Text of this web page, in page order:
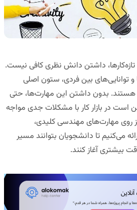
داشتن دانش نظری کافی نیست.
و توانایی‌های بین فردی، ستون اصلی
بدون داشتن این مهارت‌ها، حتی
است در بازار کار با مشکلات جدی مواجه
روی مهارت‌های مهندسیکلیدی،
می‌کنیم تا دانشجویان بتوانند مسیر
بیشتری آغاز کنند.